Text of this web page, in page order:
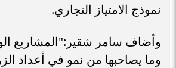
نموذج الامتياز التجاري.
وأضاف سامر شقير:"المشاريع
وما يصاحبها من نمو في أعداد